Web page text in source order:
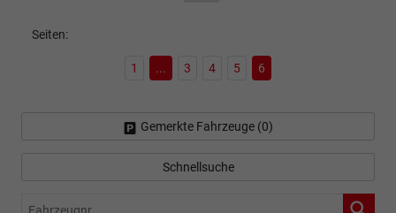
Seiten:
1 ... 3 4 5 6
Gemerkte Fahrzeuge (0)
Schnellsuche
Fahrzeugnr.